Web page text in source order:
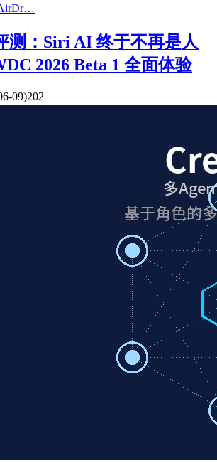
测：Siri AI 终于不再是人
2026 Beta 1 全面体验
09)202